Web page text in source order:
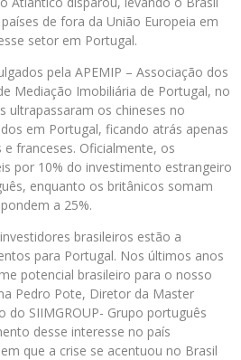
de fora da União Europeia em
setor em Portugal.
pela APEMIP – Associação dos
Mediação Imobiliária de Portugal, no
ultrapassaram os chineses no
em Portugal, ficando atrás apenas
franceses. Oficialmente, os
por 10% do investimento estrangeiro
enquanto os britânicos somam
a 25%.
brasileiros estão a
para Portugal. Nos últimos anos
potencial brasileiro para o nosso
Pedro Pote, Diretor da Master
do SIIMGROUP- Grupo português
desse interesse no país
que a crise se acentuou no Brasil